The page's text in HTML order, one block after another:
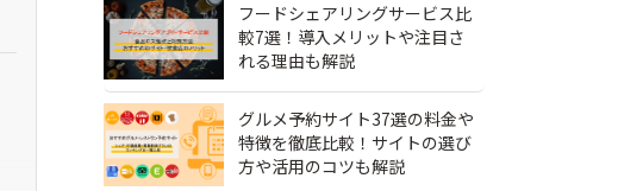
フードシェアリングサービス比
較7選！導入メリットや注目さ
れる理由も解説
グルメ予約サイト37選の料金や
特徴を徹底比較！サイトの選び
方や活用のコツも解説